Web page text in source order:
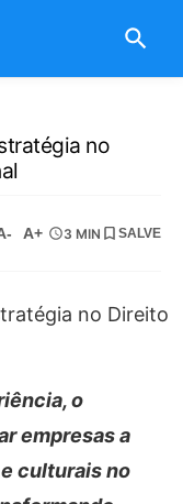
no
A+ 3 MIN SALVE
o
empresas a
culturais no